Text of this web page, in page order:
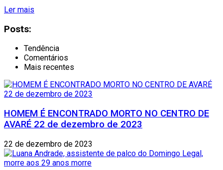
Ler mais
Posts:
Tendência
Comentários
Mais recentes
HOMEM É ENCONTRADO MORTO NO CENTRO DE
AVARÉ 22 de dezembro de 2023
22 de dezembro de 2023